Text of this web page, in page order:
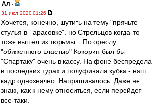
Ал -
31 июл 2020 01:26
Хочется, конечно, шутить на тему "прячьте
стулья в Тарасовке", но Стрельцов когда-то
тоже вышел из тюрьмы... По ореолу
"обиженного властью" Кокорин был бы
"Спартаку" очень в кассу. На фоне беспредела
в последних турах и полуфинала кубка - наш
кадр однозначно. Напрашивалось. Даже не
знаю, как к нему относиться, если перейдет
все-таки.